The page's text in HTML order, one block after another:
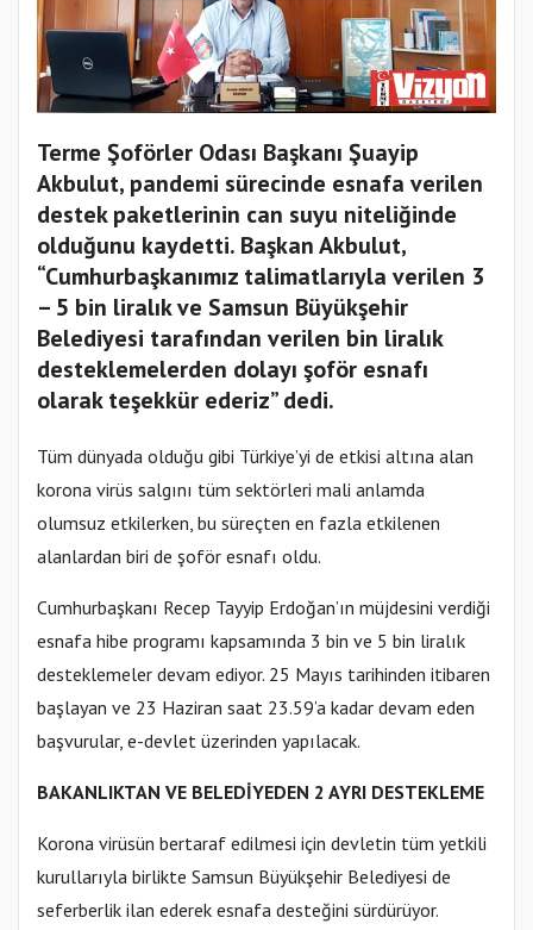
Terme Şoförler Odası Başkanı Şuayip
Akbulut, pandemi sürecinde esnafa verilen
destek paketlerinin can suyu niteliğinde
olduğunu kaydetti. Başkan Akbulut,
“Cumhurbaşkanımız talimatlarıyla verilen 3
– 5 bin liralık ve Samsun Büyükşehir
Belediyesi tarafından verilen bin liralık
desteklemelerden dolayı şoför esnafı
olarak teşekkür ederiz” dedi.
Tüm dünyada olduğu gibi Türkiye’yi de etkisi altına alan
korona virüs salgını tüm sektörleri mali anlamda
olumsuz etkilerken, bu süreçten en fazla etkilenen
alanlardan biri de şoför esnafı oldu.
Cumhurbaşkanı Recep Tayyip Erdoğan’ın müjdesini verdiği
esnafa hibe programı kapsamında 3 bin ve 5 bin liralık
desteklemeler devam ediyor. 25 Mayıs tarihinden itibaren
başlayan ve 23 Haziran saat 23.59’a kadar devam eden
başvurular, e-devlet üzerinden yapılacak.
BAKANLIKTAN VE BELEDİYEDEN 2 AYRI DESTEKLEME
Korona virüsün bertaraf edilmesi için devletin tüm yetkili
kurullarıyla birlikte Samsun Büyükşehir Belediyesi de
seferberlik ilan ederek esnafa desteğini sürdürüyor.